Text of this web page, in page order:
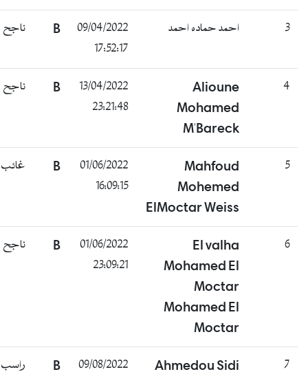
احمد حماده احمد
09/04/2022
17:52:17
ناجح
Alioune
Mohamed
M'Bareck
13/04/2022
23:21:48
ناجح
Mahfoud
Mohemed
ElMoctar Weiss
01/06/2022
16:09:15
غائب
El valha
Mohamed El
Moctar
Mohamed El
Moctar
01/06/2022
23:09:21
ناجح
Ahmedou Sidi
09/08/2022
راسب